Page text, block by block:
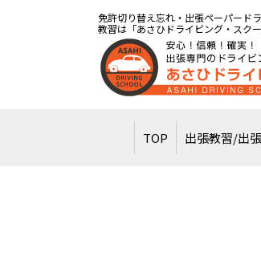
免許切り替え忘れ・出張ペーパード
教習は「あさひドライビング・スクー
TOP 出張教習/出